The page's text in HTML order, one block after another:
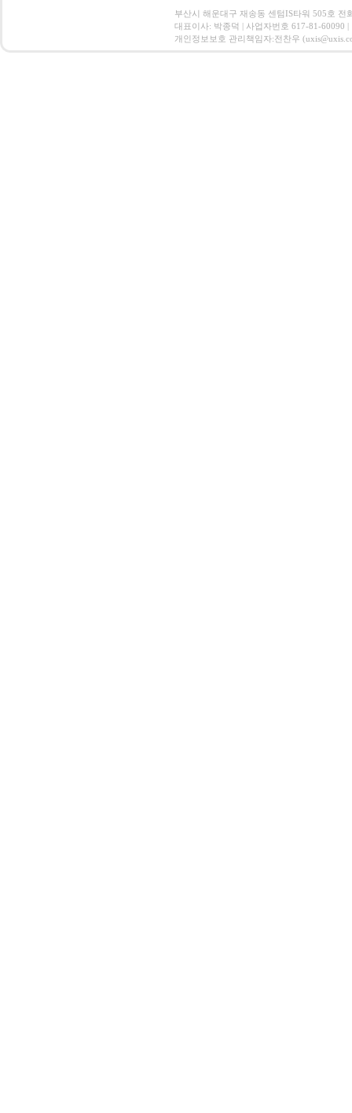
부산시 해운대구 재송동 센텀IS타워 505호 전
대표이사: 박종덕 | 사업자번호 617-81-60090 |
개인정보보호 관리책임자:전찬우